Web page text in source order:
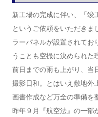
新工場の完成に伴い、「竣
というご依頼をいただきま
ラーパネルが設置されてお
うことも空撮に決められた
前日までの雨も上がり、当
撮影日和。とはいえ敷地外
画書作成など万全の準備を
昨年９月『航空法』の一部